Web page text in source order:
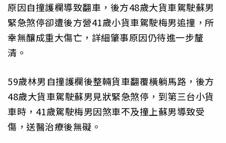
原因自撞護欄導致翻車，後方48歲大貨車駕駛蘇男
緊急煞停卻遭後方營41歲小貨車駕駛梅男追撞，所
幸無釀成重大傷亡，詳細肇事原因仍待進一步釐
清。
59歲林男自撞護欄後整輛貨車翻覆橫躺馬路，後方
48歲大貨車駕駛蘇男見狀緊急煞停，到第三台小貨
車時，41歲駕駛梅男因煞車不及撞上蘇男導致受
傷，送醫治療後無礙。